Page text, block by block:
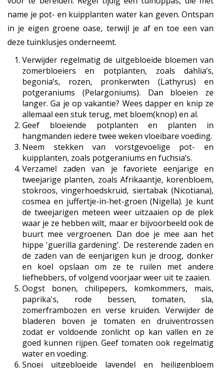
name je pot- en kuipplanten water kan geven. Ontspan
in je eigen groene oase, terwijl je af en toe een van
deze tuinklusjes onderneemt.
Verwijder regelmatig de uitgebloeide bloemen van
zomerbloeiers en potplanten, zoals dahlia’s,
begonia’s, rozen, pronkerwten (Lathyrus) en
potgeraniums (Pelargoniums). Dan bloeien ze
langer. Ga je op vakantie? Wees dapper en knip ze
allemaal een stuk terug, met bloem(knop) en al.
Geef bloeiende potplanten en planten in
hangmanden iedere twee weken vloeibare voeding.
Neem stekken van vorstgevoelige pot- en
kuipplanten, zoals potgeraniums en fuchsia’s.
Verzamel zaden van je favoriete eenjarige en
tweejarige planten, zoals Afrikaantje, korenbloem,
stokroos, vingerhoedskruid, siertabak (Nicotiana),
cosmea en juffertje-in-het-groen (Nigella). Je kunt
de tweejarigen meteen weer uitzaaien op de plek
waar je ze hebben wilt, maar er bijvoorbeeld ook de
buurt mee vergroenen. Dan doe je mee aan het
hippe 'guerilla gardening'. De resterende zaden en
de zaden van de eenjarigen kun je droog, donker
en koel opslaan om ze te ruilen met andere
liefhebbers, of volgend voorjaar weer uit te zaaien.
Oogst bonen, chilipepers, komkommers, mais,
paprika's, rode bessen, tomaten, sla,
zomerframbozen en verse kruiden. Verwijder de
bladeren boven je tomaten en druiventrossen
zodat er voldoende zonlicht op kan vallen en ze
goed kunnen rijpen. Geef tomaten ook regelmatig
water en voeding.
Snoei uitgebloeide lavendel en heiligenbloem